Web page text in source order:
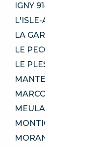
IGNY 91430
L'ISLE-ADAM 95290
LA GARENNE-
LE PECQ 78230
LE PLESSIS-
MANTES-LA-JOLIE
MARCOUSSIS 91460
MEULAN-EN-
MONTIGNY-LE-
MORANGIS 91420